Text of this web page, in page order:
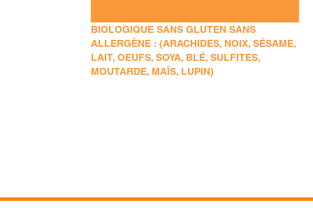
BIOLOGIQUE SANS GLUTEN SANS
ALLERGÈNE : (ARACHIDES, NOIX, SÉSAME,
LAIT, OEUFS, SOYA, BLÉ, SULFITES,
MOUTARDE, MAÏS, LUPIN)